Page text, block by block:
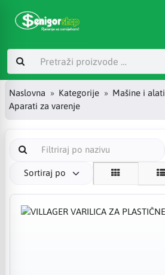
Naslovna Kategorije Mašine i alati
Aparati za varenje
Sortiraj po